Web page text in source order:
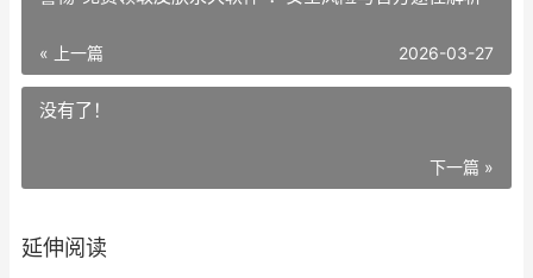
« 上一篇 2026-03-27
没有了！
下一篇 »
延伸阅读